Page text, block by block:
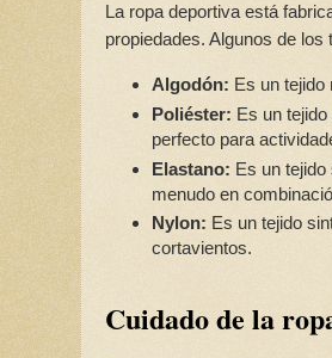
La ropa deportiva está
propiedades. Algunos de
Algodón: Es un tejido
Poliéster: Es un
perfecto para
Elastano: Es un
menudo en
Nylon: Es un tejido
cortavientos.
Cuidado de la